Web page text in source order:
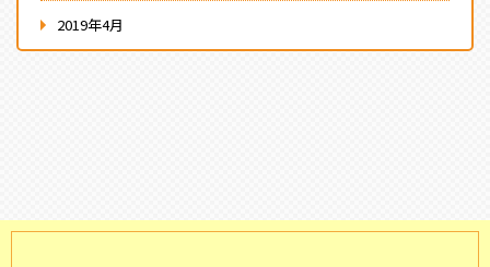
2019年4月